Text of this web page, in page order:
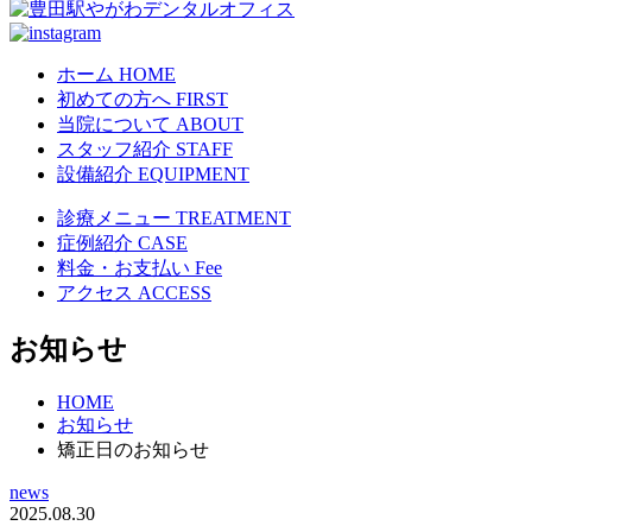
ホーム HOME
初めての方へ FIRST
当院について ABOUT
スタッフ紹介 STAFF
設備紹介 EQUIPMENT
診療メニュー TREATMENT
症例紹介 CASE
料金・お支払い Fee
アクセス ACCESS
お知らせ
HOME
お知らせ
矯正日のお知らせ
news
2025.08.30